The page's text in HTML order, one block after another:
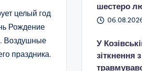
целый год
Рождение
Воздушные
праздника.
шестеро
У
зіткнення